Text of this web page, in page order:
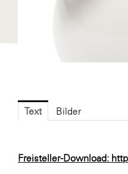
GBV - Verband
Text Bilder
Freisteller-Download: